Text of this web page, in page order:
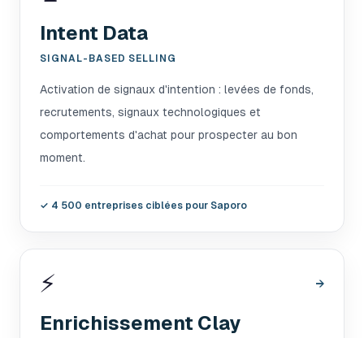
Intent Data
SIGNAL-BASED SELLING
Activation de signaux d'intention : levées de fonds,
recrutements, signaux technologiques et
comportements d'achat pour prospecter au bon
moment.
✓ 4 500 entreprises ciblées pour Saporo
⚡ →
Enrichissement Clay